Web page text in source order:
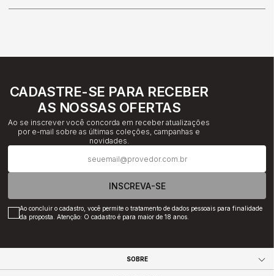
CADASTRE-SE PARA RECEBER
AS NOSSAS OFERTAS
Ao se inscrever você concorda em receber atualizações
por e-mail sobre as últimas coleções, campanhas e
novidades.
INSCREVA-SE
Ao concluir o cadastro, você permite o tratamento de dados pessoais para finalidade
da proposta. Atenção: O cadastro é para maior de 18 anos.
SOBRE